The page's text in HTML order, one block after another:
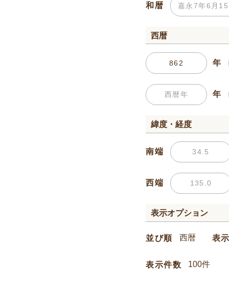
和暦
西暦
年
年
緯度・経度
南端
西端
表示オプション
並び順 表
表示件数